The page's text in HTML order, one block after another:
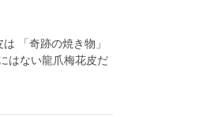
「奇跡の焼き物」
はない龍爪梅花皮だ